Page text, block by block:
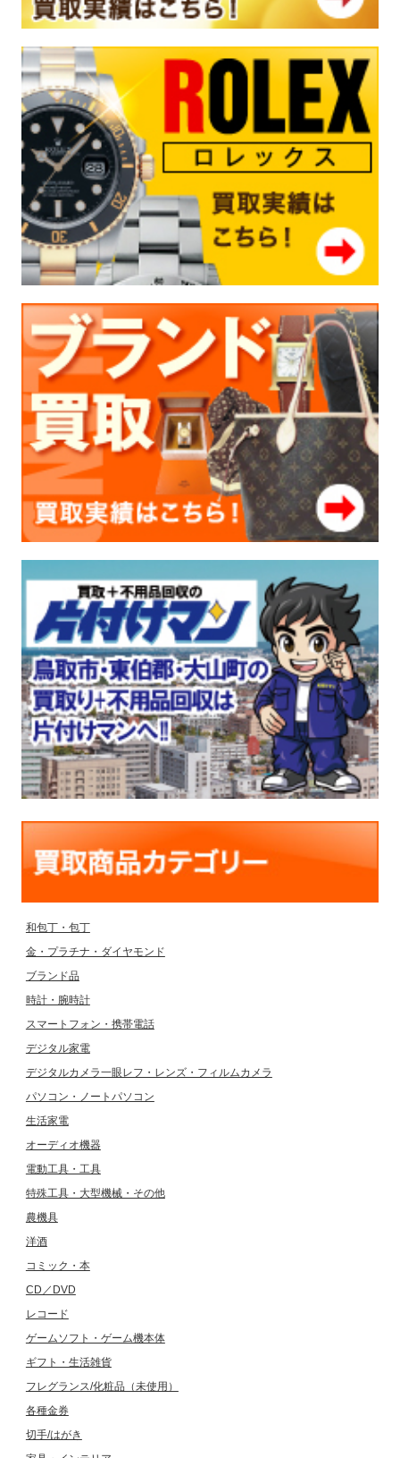
和包丁・包丁
金・プラチナ・ダイヤモンド
ブランド品
時計・腕時計
スマートフォン・携帯電話
デジタル家電
デジタルカメラ一眼レフ・レンズ・フィルムカメラ
パソコン・ノートパソコン
生活家電
オーディオ機器
電動工具・工具
特殊工具・大型機械・その他
農機具
洋酒
コミック・本
CD／DVD
レコード
ゲームソフト・ゲーム機本体
ギフト・生活雑貨
フレグランス/化粧品（未使用）
各種金券
切手/はがき